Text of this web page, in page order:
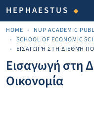
HEPHAESTUS
HOME
Εισαγωγή στη
Οικονομία